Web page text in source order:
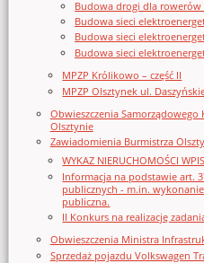
Budowa drogi dla rowerów
Budowa sieci
Budowa sieci
Budowa sieci
MPZP Królikowo – część II
MPZP Olsztynek ul.
Obwieszczenia Samorządowego
Olsztynie
Zawiadomienia Burmistrza
WYKAZ NIERUCHOMOŚCI
Informacja na podstawie art.
publicznych - m.in.
publiczna.
II Konkurs na realizację
Obwieszczenia Ministra
Sprzedaż pojazdu Volkswagen